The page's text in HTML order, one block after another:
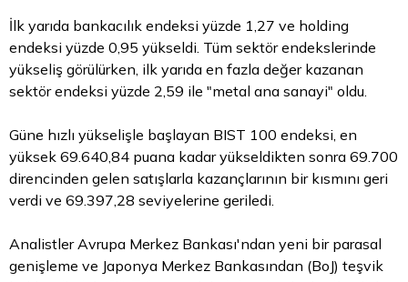
İlk yarıda bankacılık endeksi yüzde 1,27 ve holding
endeksi yüzde 0,95 yükseldi. Tüm sektör endekslerinde
yükseliş görülürken, ilk yarıda en fazla değer kazanan
sektör endeksi yüzde 2,59 ile "metal ana sanayi" oldu.
Güne hızlı yükselişle başlayan BIST 100 endeksi, en
yüksek 69.640,84 puana kadar yükseldikten sonra 69.700
direncinden gelen satışlarla kazançlarının bir kısmını geri
verdi ve 69.397,28 seviyelerine geriledi.
Analistler Avrupa Merkez Bankası'ndan yeni bir parasal
genişleme ve Japonya Merkez Bankasından (BoJ) teşvik